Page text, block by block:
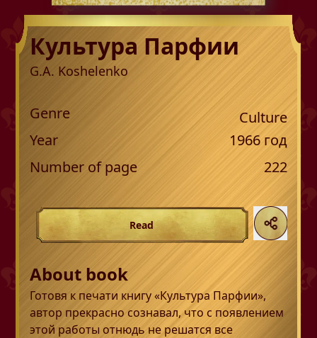
Культура Парфии
G.A. Koshelenko
Genre
Culture
Year
1966год
Number of page
222
Read
About book
Готовя к печати книгу «Культура Парфии»,
автор прекрасно сознавал, что с появлением
этой работы отнюдь не решатся все